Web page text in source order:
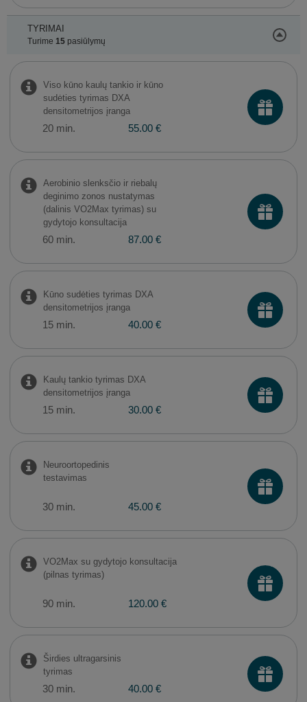
TYRIMAI
Turime 15pasiūlymų
Viso kūno kaulų tankio ir kūno
sudėties tyrimas DXA
densitometrijos įranga
20 min. 55.00 €
Aerobinio slenksčio ir riebalų
deginimo zonos nustatymas
(dalinis VO2Max tyrimas) su
gydytojo konsultacija
60 min. 87.00 €
Kūno sudėties tyrimas DXA
densitometrijos įranga
15 min. 40.00 €
Kaulų tankio tyrimas DXA
densitometrijos įranga
15 min. 30.00 €
Neuroortopedinis
testavimas
30 min. 45.00 €
VO2Max su gydytojo konsultacija
(pilnas tyrimas)
90 min. 120.00 €
Širdies ultragarsinis
tyrimas
30 min. 40.00 €